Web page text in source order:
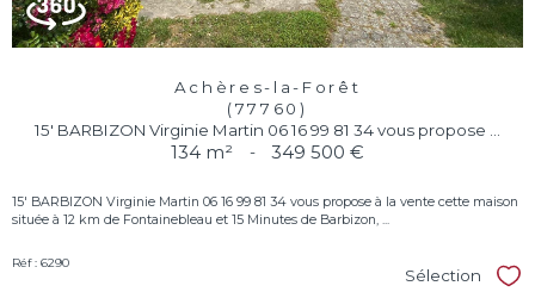
Achères-la-Forêt
(77760)
15' BARBIZON Virginie Martin 06 16 99 81 34 vous propose ...
134 m² - 349 500 €
15' BARBIZON Virginie Martin 06 16 99 81 34 vous propose à la vente cette maison
située à 12 km de Fontainebleau et 15 Minutes de Barbizon, ...
Réf : 6290
Sélection